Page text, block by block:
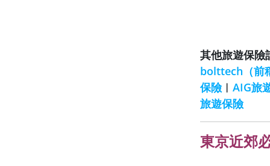
其他旅遊保險
bolttech（前
保險︱ AIG旅
旅遊保險
東京近郊